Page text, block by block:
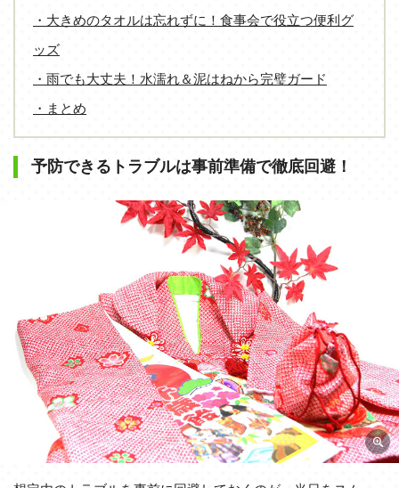
・大きめのタオルは忘れずに！食事会で役立つ便利グ
ッズ
・雨でも大丈夫！水濡れ＆泥はねから完璧ガード
・まとめ
予防できるトラブルは事前準備で徹底回避！